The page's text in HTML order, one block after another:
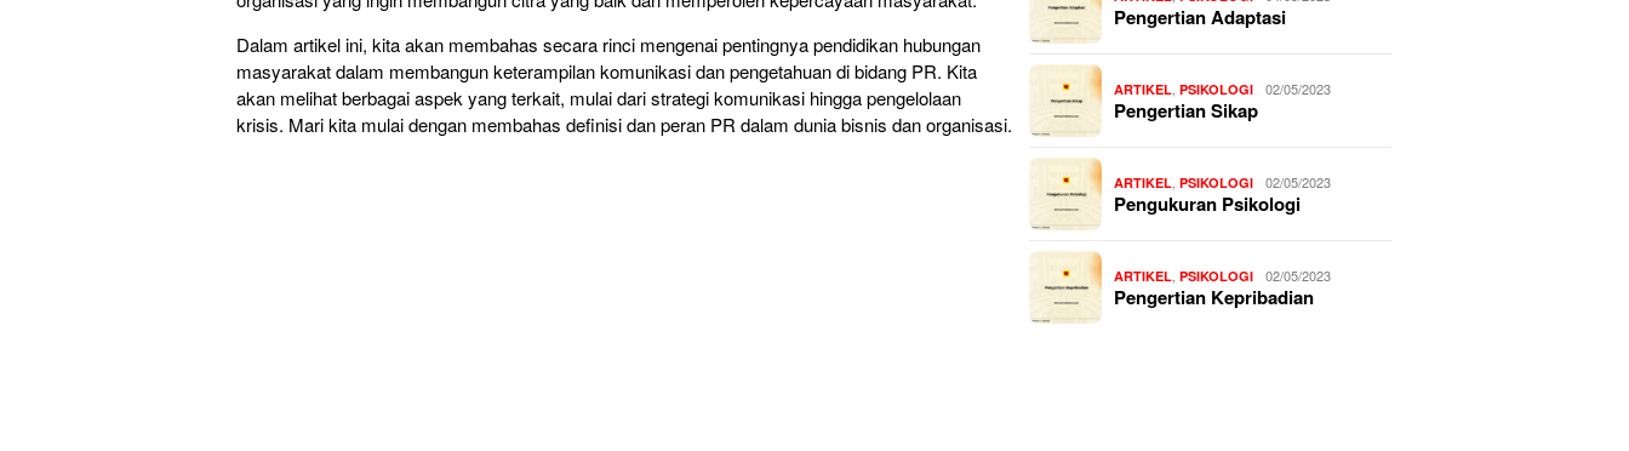
Dalam artikel ini, kita akan membahas secara rinci mengenai pentingnya pendidikan hubungan
masyarakat dalam membangun keterampilan komunikasi dan pengetahuan di bidang PR. Kita
akan melihat berbagai aspek yang terkait, mulai dari strategi komunikasi hingga pengelolaan
krisis. Mari kita mulai dengan membahas definisi dan peran PR dalam dunia bisnis dan organisasi.
Pengertian Adaptasi
ARTIKEL ,PSIKOLOGI 02/05/2023
Pengertian Sikap
ARTIKEL ,PSIKOLOGI 02/05/2023
Pengukuran Psikologi
ARTIKEL ,PSIKOLOGI 02/05/2023
Pengertian Kepribadian